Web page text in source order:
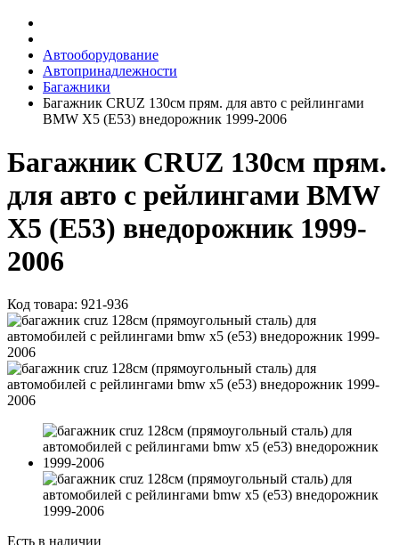
Автооборудование
Автопринадлежности
Багажники
Багажник CRUZ 130см прям. для авто с рейлингами
BMW X5 (E53) внедорожник 1999-2006
Багажник CRUZ 130см прям.
для авто с рейлингами BMW
X5 (E53) внедорожник 1999-
2006
Код товара: 921-936
Есть в наличии